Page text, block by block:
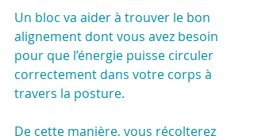
Un bloc va aider à trouver le bon
alignement dont vous avez besoin
pour que l’énergie puisse circuler
correctement dans votre corps à
travers la posture.
De cette manière, vous récolterez